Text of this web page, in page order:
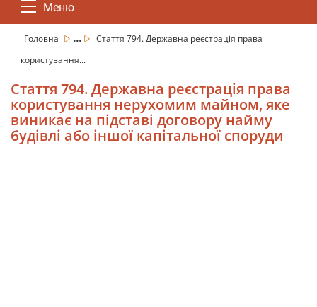
Меню
Головна ...
Стаття 794. Державна реєстрація права
користування...
Стаття 794. Державна реєстрація права
користування нерухомим майном, яке
виникає на підставі договору найму
будівлі або іншої капітальної споруди